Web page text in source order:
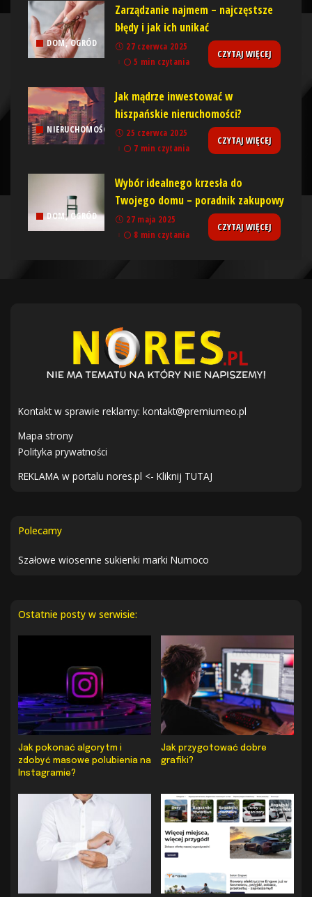
DOM, OGRÓD
Zarządzanie najmem – najczęstsze
błędy i jak ich unikać
27 czerwca 2025
5 min czytania
CZYTAJ WIĘCEJ
NIERUCHOMOŚCI
Jak mądrze inwestować w
hiszpańskie nieruchomości?
25 czerwca 2025
7 min czytania
CZYTAJ WIĘCEJ
DOM, OGRÓD
Wybór idealnego krzesła do
Twojego domu – poradnik zakupowy
27 maja 2025
8 min czytania
CZYTAJ WIĘCEJ
Kontakt w sprawie reklamy: kontakt@premiumeo.pl
Mapa strony
Polityka prywatności
REKLAMA w portalu nores.pl <- Kliknij TUTAJ
Polecamy
Szałowe wiosenne sukienki marki Numoco
Ostatnie posty w serwisie:
Jak pokonać algorytm i
zdobyć masowe polubienia na
Instagramie?
Jak przygotować dobre
grafiki?